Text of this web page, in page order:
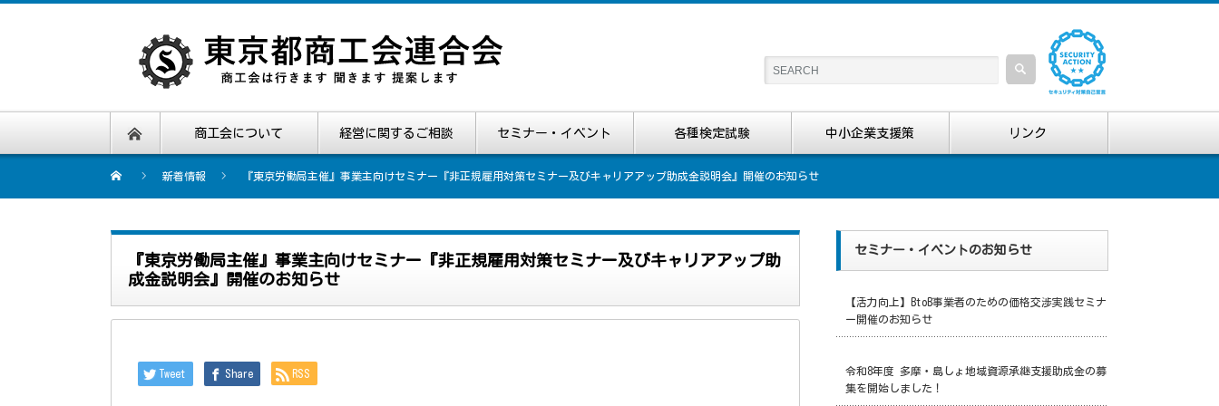
商工会について 経営に関するご相談 セミナー・イベント 各種検定試験 中小企業支援策 リンク
新着情報 『東京労働局主催』事業主向けセミナー『非正規雇用対策セミナー及びキャリアアップ助成金説明会』開催のお知らせ
『東京労働局主催』事業主向けセミナー『非正規雇用対策セミナー及びキャリアアップ助
成金説明会』開催のお知らせ
Tweet Share RSS
セミナー・イベントのお知らせ
【活力向上】BtoB事業者のための価格交渉実践セミナ
ー開催のお知らせ
令和8年度 多摩・島しょ地域資源承継支援助成金の募
集を開始しました！